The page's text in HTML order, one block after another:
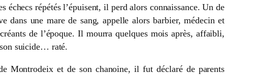
répétés l’épuisent, il perd alors connaissance. Un de
une mare de sang, appelle alors barbier, médecin et
de l’époque. Il mourra quelques mois après, affaibli,
suicide… raté.
Montrodeix et de son chanoine, il fut déclaré de parents